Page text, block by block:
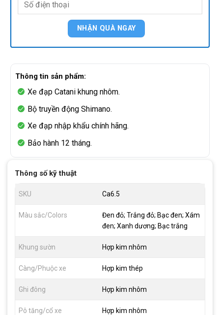
Thông tin sản phẩm:
Xe đạp Catani khung nhôm.
Bộ truyền động Shimano.
Xe đạp nhập khẩu chính hãng.
Bảo hành 12 tháng.
Thông số kỹ thuật
SKU Ca6.5
Màu sắc/Colors
Đen đỏ; Trắng đỏ; Bạc đen; Xám
đen; Xanh dương; Bạc trắng
Khung sườn Hợp kim nhôm
Càng/Phuộc xe Hợp kim thép
Ghi đông Hợp kim nhôm
Pô tăng/cổ xe Hợp kim nhôm